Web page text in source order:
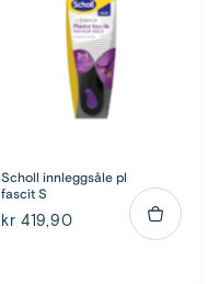
Scholl innleggsåle pl
fascit S
kr 419,90